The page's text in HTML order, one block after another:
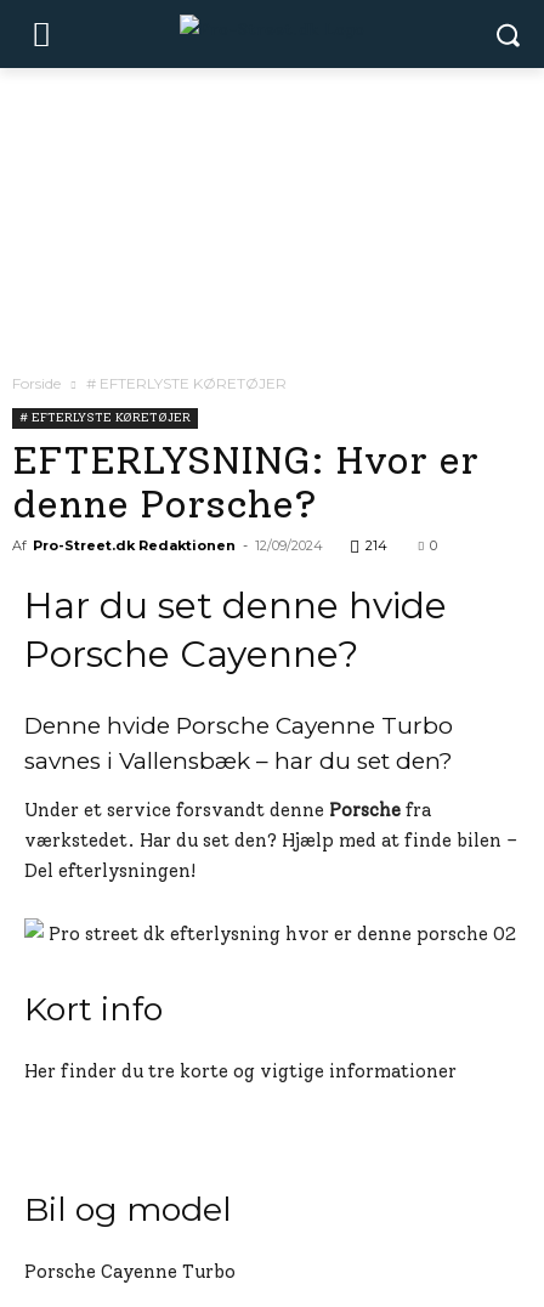
Forside # EFTERLYSTE KØRETØJER
# EFTERLYSTE KØRETØJER
EFTERLYSNING: Hvor er
denne Porsche?
Af Pro-Street.dk Redaktionen - 12/09/2024 214 0
Har du set denne hvide
Porsche Cayenne?
Denne hvide Porsche Cayenne Turbo
savnes i Vallensbæk – har du set den?
Under et service forsvandt denne Porsche fra
værkstedet. Har du set den? Hjælp med at finde bilen –
Del efterlysningen!
Kort info
Her finder du tre korte og vigtige informationer
Bil og model
Porsche Cayenne Turbo